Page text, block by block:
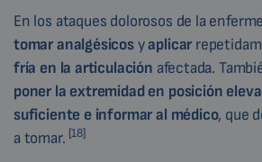
En los ataques dolorosos de la
tomar analgésicosyaplicar
fría en la articulación afectada.
poner la extremidad en posición
suficiente e informar al médico, que
a tomar. [18]